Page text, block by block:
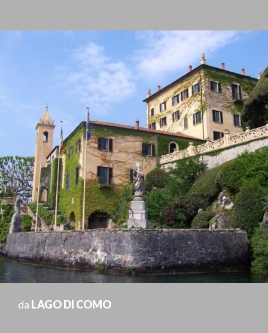
da LAGO DI COMO